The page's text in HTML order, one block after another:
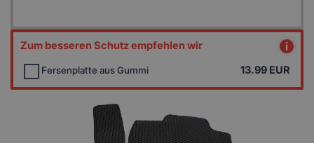
Zum besseren Schutz empfehlen wir i
Fersenplatte aus Gummi 13.99 EUR